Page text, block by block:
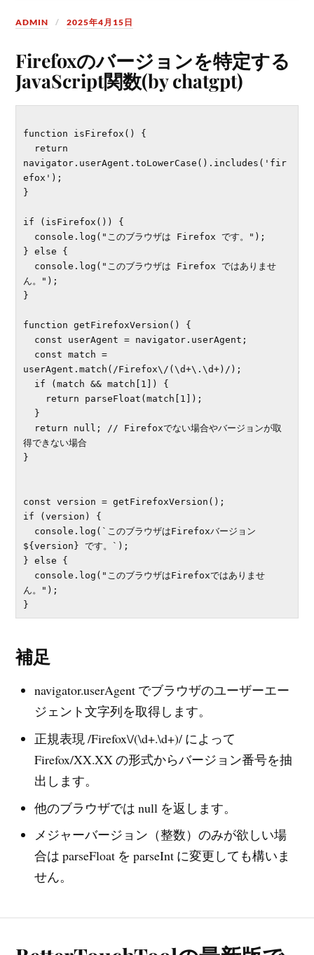
ADMIN 2025年4月15日
Firefoxのバージョンを特定する
JavaScript関数(by chatgpt)
function isFirefox() {
navigator.userAgent.toLowerCase().includes('fir
efox');
}
if (isFirefox()) {
} else {
ん。");
}
function getFirefoxVersion() {
userAgent.match(/Firefox\/(\d+\.\d+)/);
得できない場合
}
const version = getFirefoxVersion();
if (version) {
${version} です。`);
} else {
ん。");
補足
navigator.userAgent でブラウザのユーザーエー
ジェント文字列を取得します。
正規表現 /Firefox\/(\d+.\d+)/ によって
Firefox/XX.XX の形式からバージョン番号を抽
出します。
他のブラウザでは null を返します。
メジャーバージョン（整数）のみが欲しい場
合は parseFloat を parseInt に変更しても構いま
せん。